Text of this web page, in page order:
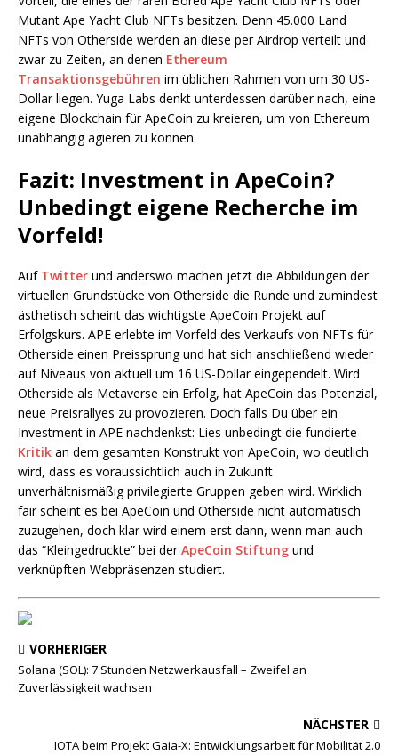
Mutant Ape Yacht Club NFTs besitzen. Denn 45.000 Land
NFTs von Otherside werden an diese per Airdrop verteilt und
zwar zu Zeiten, an denen Ethereum
Transaktionsgebühren im üblichen Rahmen von um 30 US-
Dollar liegen. Yuga Labs denkt unterdessen darüber nach, eine
eigene Blockchain für ApeCoin zu kreieren, um von Ethereum
unabhängig agieren zu können.
Fazit: Investment in ApeCoin?
Unbedingt eigene Recherche im
Vorfeld!
Auf Twitter und anderswo machen jetzt die Abbildungen der
virtuellen Grundstücke von Otherside die Runde und zumindest
ästhetisch scheint das wichtigste ApeCoin Projekt auf
Erfolgskurs. APE erlebte im Vorfeld des Verkaufs von NFTs für
Otherside einen Preissprung und hat sich anschließend wieder
auf Niveaus von aktuell um 16 US-Dollar eingependelt. Wird
Otherside als Metaverse ein Erfolg, hat ApeCoin das Potenzial,
neue Preisrallyes zu provozieren. Doch falls Du über ein
Investment in APE nachdenkst: Lies unbedingt die fundierte
Kritik an dem gesamten Konstrukt von ApeCoin, wo deutlich
wird, dass es voraussichtlich auch in Zukunft
unverhältnismäßig privilegierte Gruppen geben wird. Wirklich
fair scheint es bei ApeCoin und Otherside nicht automatisch
zuzugehen, doch klar wird einem erst dann, wenn man auch
das “Kleingedruckte” bei derApeCoin Stiftung und
verknüpften Webpräsenzen studiert.
VORHERIGER
Solana (SOL): 7 Stunden Netzwerkausfall – Zweifel an
Zuverlässigkeit wachsen
NÄCHSTER
IOTA beim Projekt Gaia-X: Entwicklungsarbeit für Mobilität 2.0